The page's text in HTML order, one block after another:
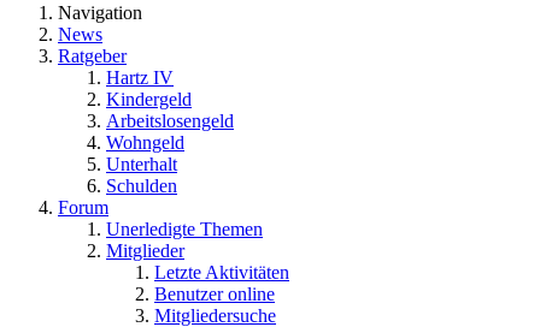
Navigation
News
Ratgeber
Hartz IV
Kindergeld
Arbeitslosengeld
Wohngeld
Unterhalt
Schulden
Forum
Unerledigte Themen
Mitglieder
Letzte Aktivitäten
Benutzer online
Mitgliedersuche